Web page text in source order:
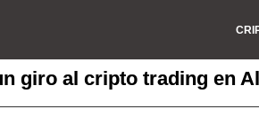
giro al cripto trading en